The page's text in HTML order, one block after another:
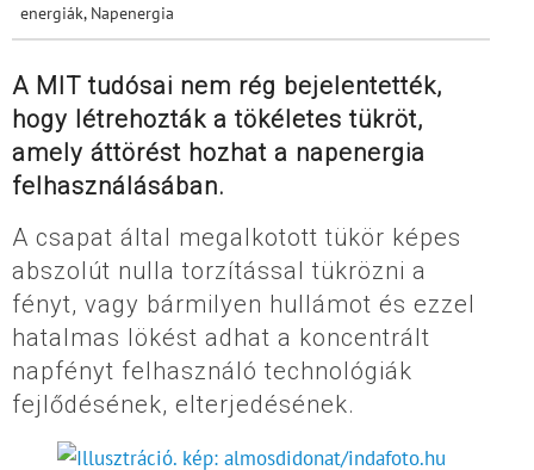
energiák, Napenergia
A MIT tudósai nem rég bejelentették,
hogy létrehozták a tökéletes tükröt,
amely áttörést hozhat a napenergia
felhasználásában.
A csapat által megalkotott tükör képes
abszolút nulla torzítással tükrözni a
fényt, vagy bármilyen hullámot és ezzel
hatalmas lökést adhat a koncentrált
napfényt felhasználó technológiák
fejlődésének, elterjedésének.